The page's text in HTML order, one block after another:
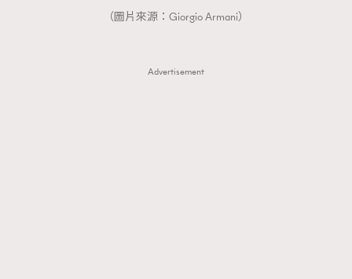
（圖片來源：Giorgio Armani）
Advertisement